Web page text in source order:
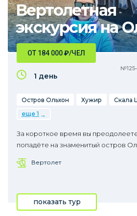
Вертолетная
экскурсия на
ОТ 184 000₽/ЧЕЛ
1 день
Остров Ольхон Хужир
Скала
еще 1
За короткое время вы
попадёте на знаменитый остров
Вертолет
показать тур